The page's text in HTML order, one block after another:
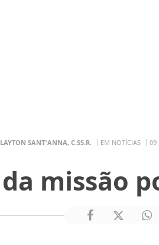
SANT’ANNA, C.SS.R. EM NOTÍCIAS 09
missão